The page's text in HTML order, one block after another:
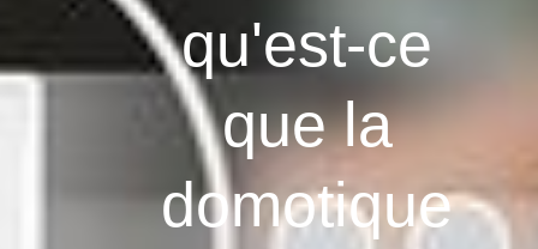
qu'est-ce
que la
domotique